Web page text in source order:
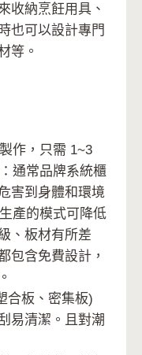
收納烹飪用具、
也可以設計專門
等。
作，只需 1~3
通常品牌系統櫃
害到身體和環境
產的模式可降低
、板材有所差
包含免費設計，
合板、密集板)
易清潔。且對潮